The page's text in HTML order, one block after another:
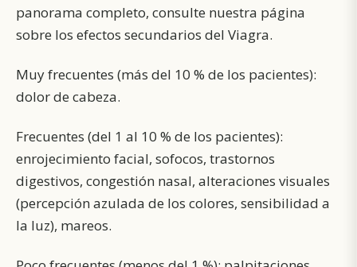
panorama completo, consulte nuestra página
sobre los efectos secundarios del Viagra.
Muy frecuentes (más del 10 % de los pacientes):
dolor de cabeza.
Frecuentes (del 1 al 10 % de los pacientes):
enrojecimiento facial, sofocos, trastornos
digestivos, congestión nasal, alteraciones visuales
(percepción azulada de los colores, sensibilidad a
la luz), mareos.